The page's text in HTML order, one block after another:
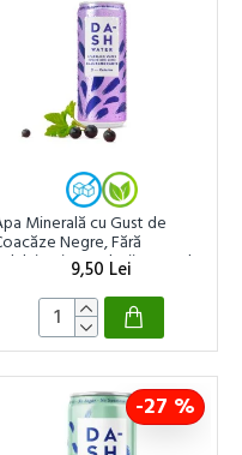
Minerală cu Gust de
Negre, Fără
- 0 Calorii - 330ml
9,50 Lei
-27 %